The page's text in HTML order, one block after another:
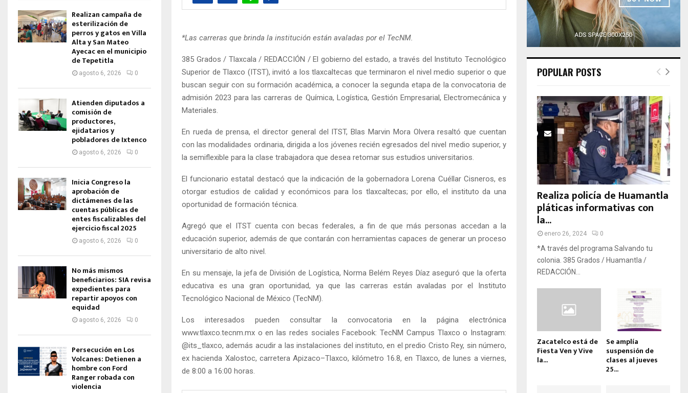
*Las carreras que brinda la institución están avaladas por el TecNM.
385 Grados / Tlaxcala / REDACCIÓN / El gobierno del estado, a través del Instituto Tecnológico
Superior de Tlaxco (ITST), invitó a los tlaxcaltecas que terminaron el nivel medio superior o que
buscan seguir con su formación académica, a conocer la segunda etapa de la convocatoria de
admisión 2023 para las carreras de Química, Logística, Gestión Empresarial, Electromecánica y
Materiales.
En rueda de prensa, el director general del ITST, Blas Marvin Mora Olvera resaltó que cuentan
con las modalidades ordinaria, dirigida a los jóvenes recién egresados del nivel medio superior, y
la semiflexible para la clase trabajadora que desea retomar sus estudios universitarios.
El funcionario estatal destacó que la indicación de la gobernadora Lorena Cuéllar Cisneros, es
otorgar estudios de calidad y económicos para los tlaxcaltecas; por ello, el instituto da una
oportunidad de formación técnica.
Agregó que el ITST cuenta con becas federales, a fin de que más personas accedan a la
educación superior, además de que contarán con herramientas capaces de generar un proceso
universitario de alto nivel.
En su mensaje, la jefa de División de Logística, Norma Belém Reyes Díaz aseguró que la oferta
educativa es una gran oportunidad, ya que las carreras están avaladas por el Instituto
Tecnológico Nacional de México (TecNM).
Los interesados pueden consultar la convocatoria en la página electrónica
www.tlaxco.tecnm.mx o en las redes sociales Facebook: TecNM Campus Tlaxco o Instagram:
@its_tlaxco, además acudir a las instalaciones del instituto, en el predio Cristo Rey, sin número,
ex hacienda Xalostoc, carretera Apizaco–Tlaxco, kilómetro 16.8, en Tlaxco, de lunes a viernes,
de 8:00 a 16:00 horas.
Realizan campaña de
esterilización de
perros y gatos en Villa
Alta y San Mateo
Ayecac en el municipio
de Tepetitla
agosto 6, 2026 0
Atienden diputados a
comisión de
productores,
ejidatarios y
pobladores de Ixtenco
agosto 6, 2026 0
Inicia Congreso la
aprobación de
dictámenes de las
cuentas públicas de
entes fiscalizables del
ejercicio fiscal 2025
agosto 6, 2026 0
No más mismos
beneficiarios: SIA revisa
expedientes para
repartir apoyos con
equidad
agosto 6, 2026 0
Persecución en Los
Volcanes: Detienen a
hombre con Ford
Ranger robada con
violencia
POPULAR POSTS
Realiza policía de Huamantla
pláticas informativas con
la...
enero 26, 2024 0
*A través del programa Salvando tu
colonia. 385 Grados / Huamantla /
REDACCIÓN...
Zacatelco está de
Fiesta Ven y Vive
la...
Se amplía
suspensión de
clases al jueves
25...